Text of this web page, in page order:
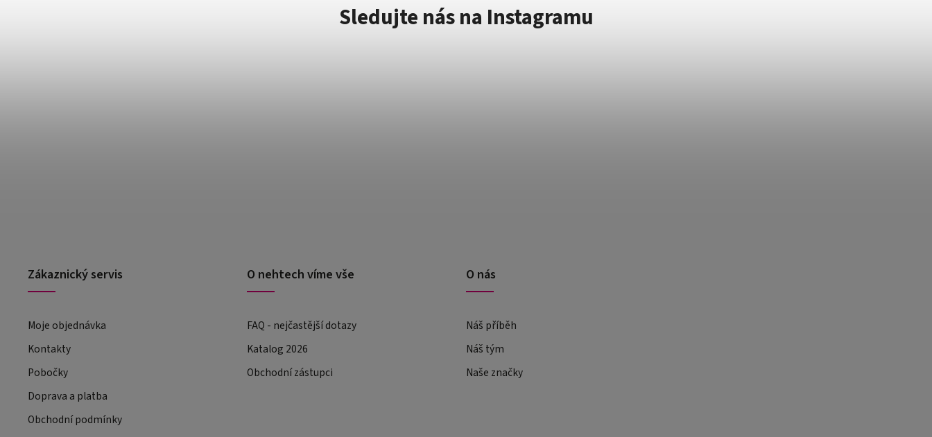
Sledujte nás na Instagramu
Zákaznický servis
Moje objednávka
Kontakty
Pobočky
Doprava a platba
Obchodní podmínky
O nehtech víme vše
FAQ - nejčastější dotazy
Katalog 2026
Obchodní zástupci
O nás
Náš příběh
Náš tým
Naše značky